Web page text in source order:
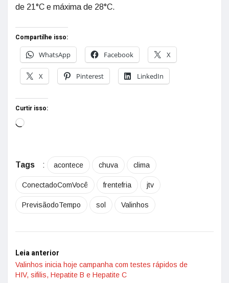
de 21°C e máxima de 28°C.
Compartilhe isso:
WhatsApp
Facebook X
X Pinterest LinkedIn
Curtir isso:
Tags : acontece chuva clima
ConectadoComVocê frentefria jtv
PrevisãodoTempo sol Valinhos
Leia anterior
Valinhos inicia hoje campanha com testes rápidos de
HIV, sifilis, Hepatite B e Hepatite C